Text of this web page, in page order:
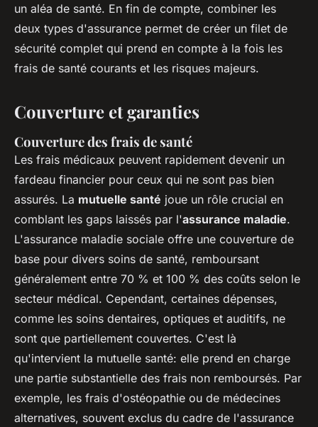
un aléa de santé. En fin de compte, combiner les
deux types d'assurance permet de créer un filet de
sécurité complet qui prend en compte à la fois les
frais de santé courants et les risques majeurs.
Couverture et garanties
Couverture des frais de santé
Les frais médicaux peuvent rapidement devenir un
fardeau financier pour ceux qui ne sont pas bien
assurés. La mutuelle santé joue un rôle crucial en
comblant les gaps laissés par l'assurance maladie.
L'assurance maladie sociale offre une couverture de
base pour divers soins de santé, remboursant
généralement entre 70 % et 100 % des coûts selon le
secteur médical. Cependant, certaines dépenses,
comme les soins dentaires, optiques et auditifs, ne
sont que partiellement couvertes. C'est là
qu'intervient la mutuelle santé: elle prend en charge
une partie substantielle des frais non remboursés. Par
exemple, les frais d'ostéopathie ou de médecines
alternatives, souvent exclus du cadre de l'assurance